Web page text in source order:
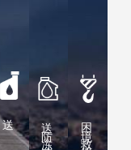
送 油 送防冻液 困境救援